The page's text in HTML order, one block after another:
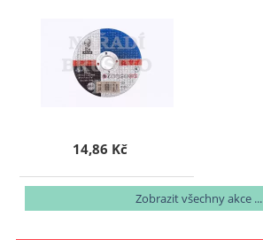
14,86 Kč
Zobrazit všechny akce ...